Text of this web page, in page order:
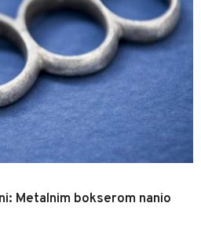
Metalnim bokserom nanio